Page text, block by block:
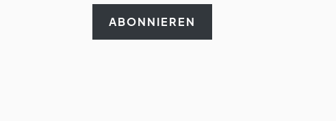
ABONNIEREN